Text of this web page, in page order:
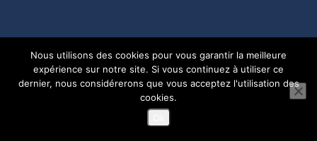
Mentions légales
Nous utilisons des cookies pour vous garantir la meilleure
expérience sur notre site. Si vous continuez à utiliser ce
dernier, nous considérerons que vous acceptez l'utilisation des
cookies.